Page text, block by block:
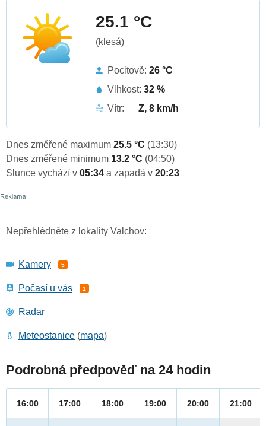
25.1 °C
(klesá)
Pocitově: 26 °C
Vlhkost: 32 %
Vítr:
Z, 8 km/h
Dnes změřené maximum 25.5 °C (13:30)
Dnes změřené minimum 13.2 °C (04:50)
Slunce vychází v 05:34 a zapadá v 20:23
Nepřehlédněte z lokality Valchov:
Kamery 5
Počasí u vás 1
Radar
Meteostanice (mapa)
Podrobná předpověď na 24 hodin
16:00 17:00 18:00 19:00 20:00 21:00